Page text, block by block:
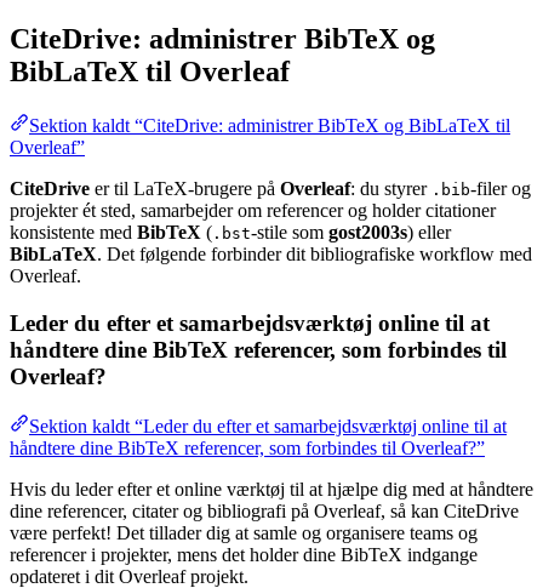
CiteDrive: administrer BibTeX og
BibLaTeX til Overleaf
Sektion kaldt “CiteDrive: administrer BibTeX og BibLaTeX til
Overleaf”
CiteDrive er til LaTeX-brugere på Overleaf: du styrer .bib-filer og
projekter ét sted, samarbejder om referencer og holder citationer
konsistente med BibTeX ( .bst-stile som gost2003s) eller
BibLaTeX. Det følgende forbinder dit bibliografiske workflow med
Overleaf.
Leder du efter et samarbejdsværktøj online til at
håndtere dine BibTeX referencer, som forbindes til
Overleaf?
Sektion kaldt “Leder du efter et samarbejdsværktøj online til at
håndtere dine BibTeX referencer, som forbindes til Overleaf?”
Hvis du leder efter et online værktøj til at hjælpe dig med at håndtere
dine referencer, citater og bibliografi på Overleaf, så kan CiteDrive
være perfekt! Det tillader dig at samle og organisere teams og
referencer i projekter, mens det holder dine BibTeX indgange
opdateret i dit Overleaf projekt.